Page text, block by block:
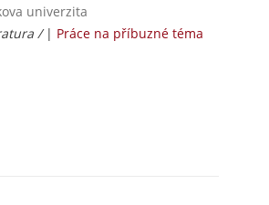
univerzita
/ | Práce na příbuzné téma